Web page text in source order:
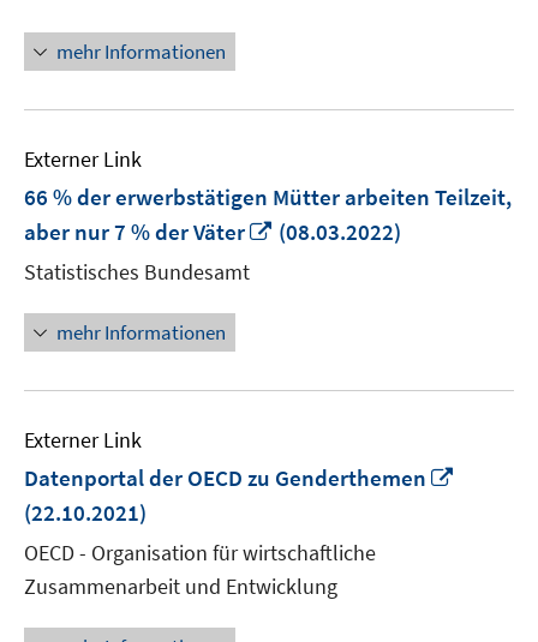
mehr Informationen
Externer Link
66 % der erwerbstätigen Mütter arbeiten Teilzeit,
aber nur 7 % der Väter
In
(08.03.2022)
Statistisches Bundesamt
mehr Informationen
Externer Link
Datenportal der OECD zu Genderthemen
(22.10.2021)
OECD - Organisation für wirtschaftliche
Zusammenarbeit und Entwicklung